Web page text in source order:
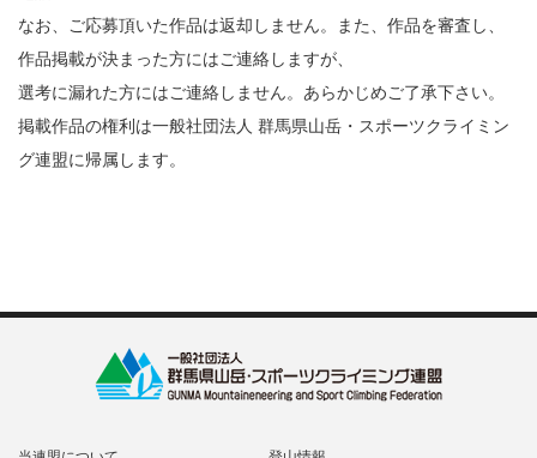
なお、ご応募頂いた作品は返却しません。また、作品を審査し、
作品掲載が決まった方にはご連絡しますが、
選考に漏れた方にはご連絡しません。あらかじめご了承下さい。
掲載作品の権利は一般社団法人 群馬県山岳・スポーツクライミン
グ連盟に帰属します。